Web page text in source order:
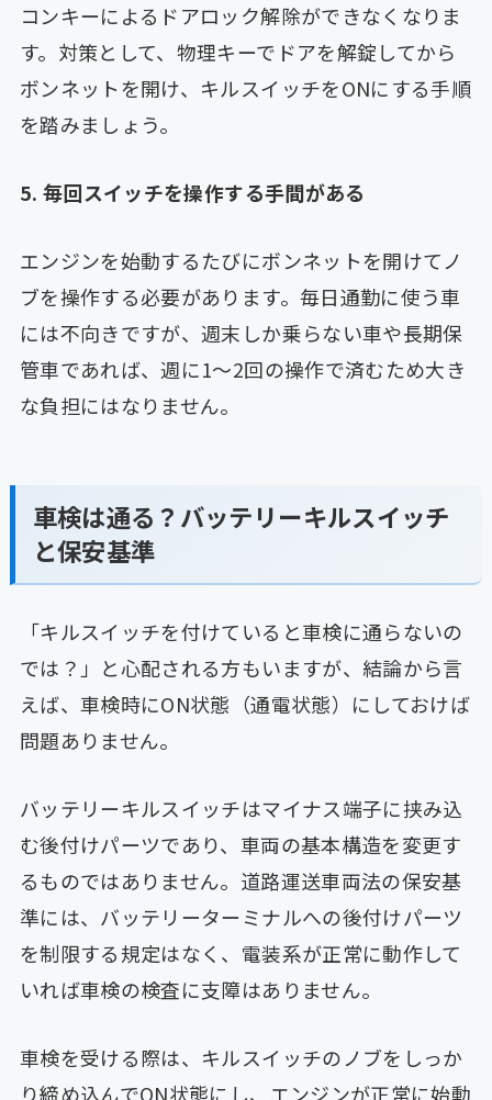
コンキーによるドアロック解除ができなくなりま
す。対策として、物理キーでドアを解錠してから
ボンネットを開け、キルスイッチをONにする手順
を踏みましょう。
5. 毎回スイッチを操作する手間がある
エンジンを始動するたびにボンネットを開けてノ
ブを操作する必要があります。毎日通勤に使う車
には不向きですが、週末しか乗らない車や長期保
管車であれば、週に1〜2回の操作で済むため大き
な負担にはなりません。
車検は通る？バッテリーキルスイッチ
と保安基準
「キルスイッチを付けていると車検に通らないの
では？」と心配される方もいますが、結論から言
えば、車検時にON状態（通電状態）にしておけば
問題ありません。
バッテリーキルスイッチはマイナス端子に挟み込
む後付けパーツであり、車両の基本構造を変更す
るものではありません。道路運送車両法の保安基
準には、バッテリーターミナルへの後付けパーツ
を制限する規定はなく、電装系が正常に動作して
いれば車検の検査に支障はありません。
車検を受ける際は、キルスイッチのノブをしっか
り締め込んでON状態にし、エンジンが正常に始動